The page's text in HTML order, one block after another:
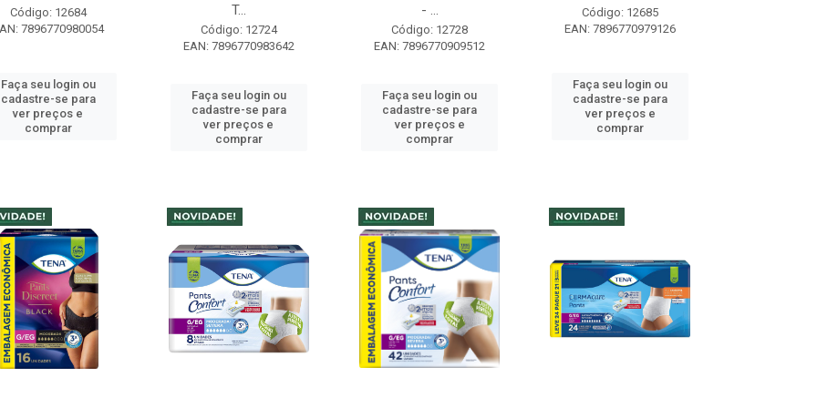
Código: 12684
7896770980054
Faça seu login ou
cadastre-se para
ver preços e
comprar
T...
Código: 12724
EAN: 7896770983642
Faça seu login ou
cadastre-se para
ver preços e
comprar
- ...
Código: 12728
EAN: 7896770909512
Faça seu login ou
cadastre-se para
ver preços e
comprar
Código: 12685
EAN: 7896770979126
Faça seu login ou
cadastre-se para
ver preços e
comprar